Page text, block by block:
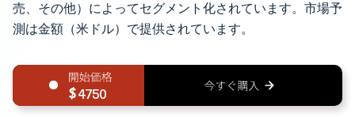
売、その他）によってセグメント化されています。市場予
測は金額（米ドル）で提供されています。
4750